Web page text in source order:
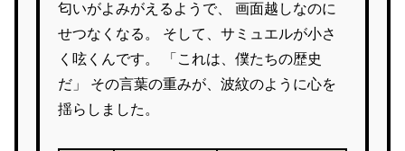
匂いがよみがえるようで、 画面越しなのに
せつなくなる。 そして、サミュエルが小さ
く呟くんです。 「これは、僕たちの歴史
だ」 その言葉の重みが、波紋のように心を
揺らしました。